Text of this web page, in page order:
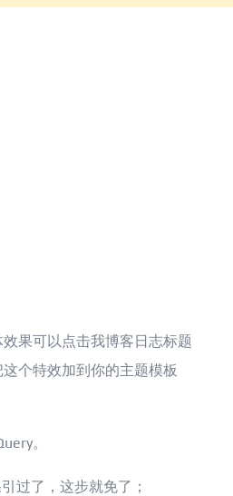
果可以点击我博客日志标题
个特效加到你的主题模板
。
过了，这步就免了；